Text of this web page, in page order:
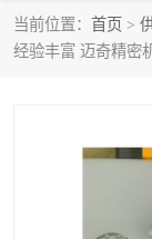
当前位置： 首页 >
经验丰富 迈奇精密
铣床加工
零部件机加工